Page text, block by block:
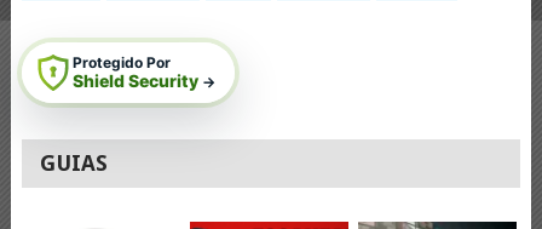
Protegido Por
Shield Security →
GUIAS